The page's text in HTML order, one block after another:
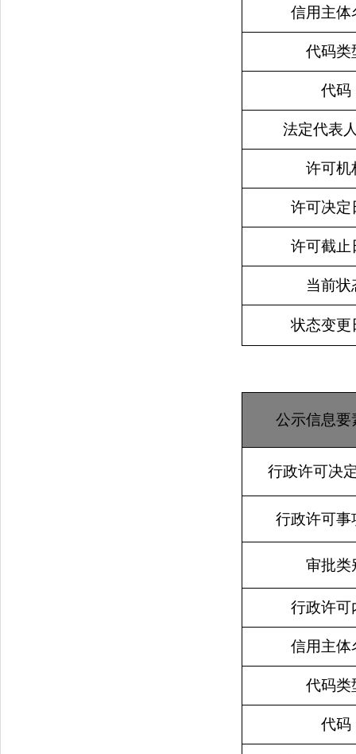
信用主体
代码类
代码
法定代表
许可机
许可决定
许可截止
当前状
状态变更
公示信息要
行政许可决
行政许可事
审批类
行政许可
信用主体
代码类
代码